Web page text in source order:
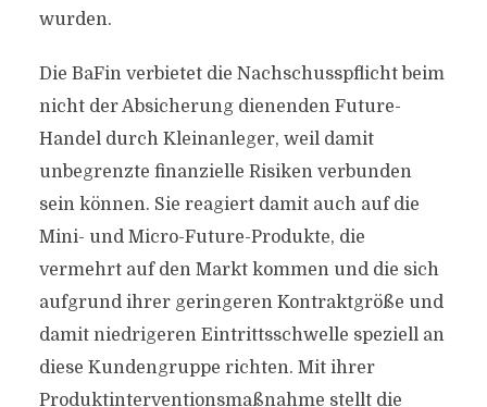
wurden.
Die BaFin verbietet die Nachschusspflicht beim
nicht der Absicherung dienenden Future-
Handel durch Kleinanleger, weil damit
unbegrenzte finanzielle Risiken verbunden
sein können. Sie reagiert damit auch auf die
Mini- und Micro-Future-Produkte, die
vermehrt auf den Markt kommen und die sich
aufgrund ihrer geringeren Kontraktgröße und
damit niedrigeren Eintrittsschwelle speziell an
diese Kundengruppe richten. Mit ihrer
Produktinterventionsmaßnahme stellt die